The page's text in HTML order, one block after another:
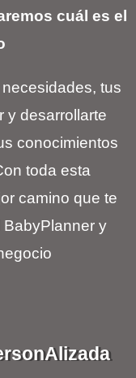
cuál es el
tus
y desarrollarte
conocimientos
toda esta
camino que te
y